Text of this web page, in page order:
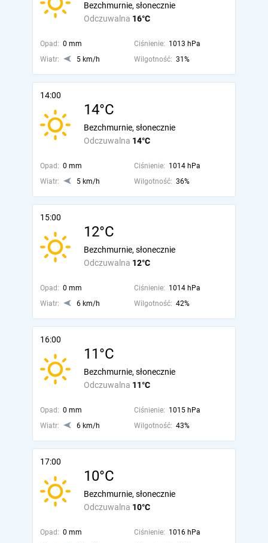
Odczuwalna 16°C
Bezchmurnie, słonecznie
Opad: 0 mm Ciśnienie: 1013 hPa
Wiatr:
5 km/h Wilgotność: 31%
14:00
14°C
Odczuwalna 14°C
Bezchmurnie, słonecznie
Opad: 0 mm Ciśnienie: 1014 hPa
Wiatr:
5 km/h Wilgotność: 36%
15:00
12°C
Odczuwalna 12°C
Bezchmurnie, słonecznie
Opad: 0 mm Ciśnienie: 1014 hPa
Wiatr:
6 km/h Wilgotność: 42%
16:00
11°C
Odczuwalna 11°C
Bezchmurnie, słonecznie
Opad: 0 mm Ciśnienie: 1015 hPa
Wiatr:
6 km/h Wilgotność: 43%
17:00
10°C
Odczuwalna 10°C
Bezchmurnie, słonecznie
Opad: 0 mm Ciśnienie: 1016 hPa